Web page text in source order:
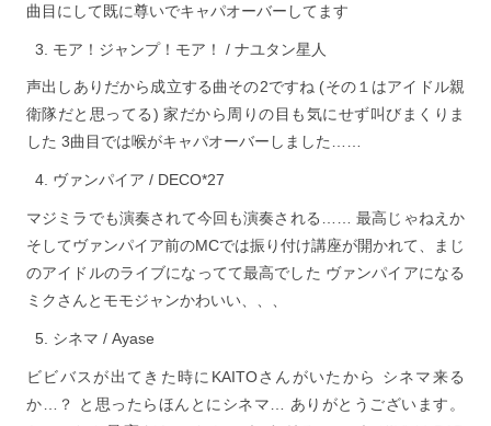
曲目にして既に尊いでキャパオーバーしてます
モア！ジャンプ！モア！ / ナユタン星人
声出しありだから成立する曲その2ですね (その１はアイドル親
衛隊だと思ってる) 家だから周りの目も気にせず叫びまくりま
した 3曲目では喉がキャパオーバーしました……
ヴァンパイア / DECO*27
マジミラでも演奏されて今回も演奏される…… 最高じゃねえか
そしてヴァンパイア前のMCでは振り付け講座が開かれて、まじ
のアイドルのライブになってて最高でした ヴァンパイアになる
ミクさんとモモジャンかわいい、、、
シネマ / Ayase
ビビバスが出てきた時にKAITOさんがいたから シネマ来る
か…？ と思ったらほんとにシネマ… ありがとうございます。